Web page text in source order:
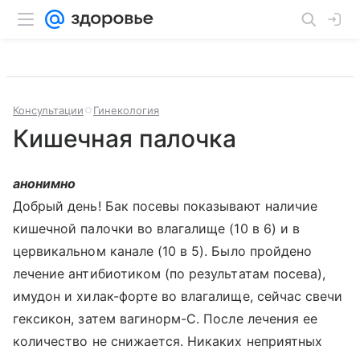
Консультации Гинекология
Кишечная палочка
анонимно
Добрый день! Бак посевы показывают наличие
кишечной палочки во влагалище (10 в 6) и в
цервикальном канале (10 в 5). Было пройдено
лечение антибиотиком (по результатам посева),
имудон и хилак-форте во влагалище, сейчас свечи
гексикон, затем вагинорм-С. После лечения ее
количество не снижается. Никаких неприятных